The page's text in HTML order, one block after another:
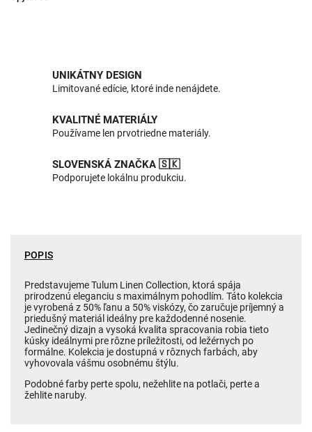
UNIKÁTNY DESIGN
Limitované edície, ktoré inde nenájdete.
KVALITNÉ MATERIÁLY
Používame len prvotriedne materiály.
SLOVENSKÁ ZNAČKA 🇸🇰
Podporujete lokálnu produkciu.
POPIS
Predstavujeme Tulum Linen Collection, ktorá spája
prirodzenú eleganciu s maximálnym pohodlím. Táto kolekcia
je vyrobená z 50% ľanu a 50% viskózy, čo zaručuje príjemný a
priedušný materiál ideálny pre každodenné nosenie.
Jedinečný dizajn a vysoká kvalita spracovania robia tieto
kúsky ideálnymi pre rôzne príležitosti, od ležérnych po
formálne. Kolekcia je dostupná v rôznych farbách, aby
vyhovovala vášmu osobnému štýlu.
Podobné farby perte spolu, nežehlite na potlači, perte a
žehlite naruby.